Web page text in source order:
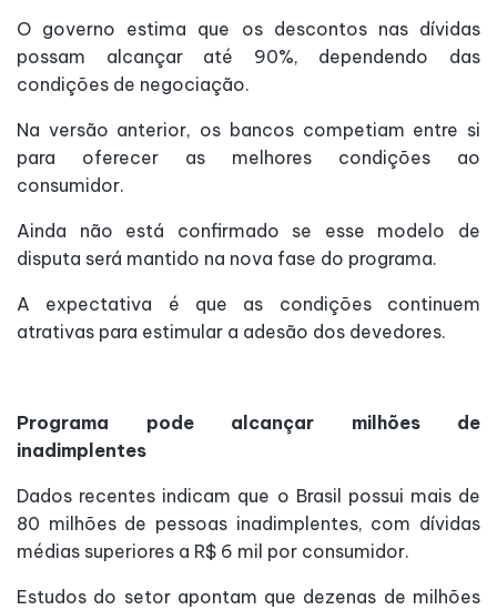
O governo estima que os descontos nas dívidas
possam alcançar até 90%, dependendo das
condições de negociação.
Na versão anterior, os bancos competiam entre si
para oferecer as melhores condições ao
consumidor.
Ainda não está confirmado se esse modelo de
disputa será mantido na nova fase do programa.
A expectativa é que as condições continuem
atrativas para estimular a adesão dos devedores.
Programa pode alcançar milhões de
inadimplentes
Dados recentes indicam que o Brasil possui mais de
80 milhões de pessoas inadimplentes, com dívidas
médias superiores a R$ 6 mil por consumidor.
Estudos do setor apontam que dezenas de milhões